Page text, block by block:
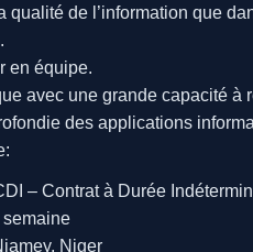
qualité de l’information que
en équipe.
avec une grande capacité à
des applications
– Contrat à Durée
Niger